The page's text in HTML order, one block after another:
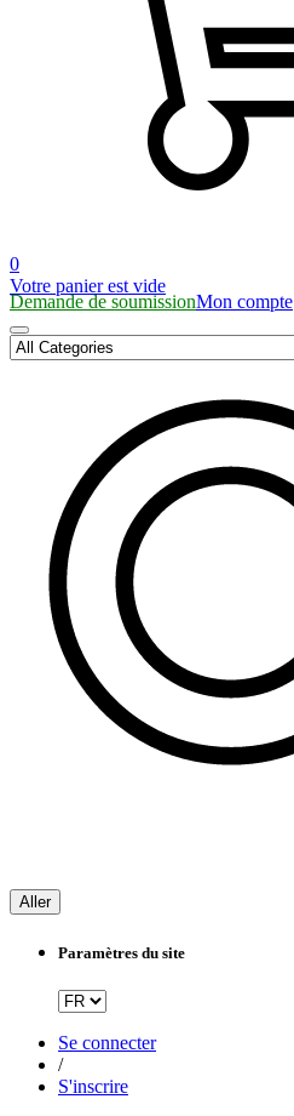
0
Votre panier est vide
Demande de soumissionMon compte
Aller
Paramètres du site
Se connecter
/
S'inscrire